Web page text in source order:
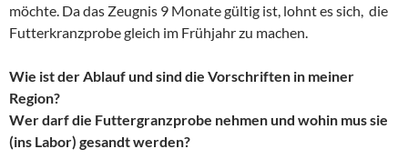
möchte. Da das Zeugnis 9 Monate gültig ist, lohnt es sich, die
Futterkranzprobe gleich im Frühjahr zu machen.
Wie ist der Ablauf und sind die Vorschriften in meiner
Region?
Wer darf die Futtergranzprobe nehmen und wohin mus sie
(ins Labor) gesandt werden?